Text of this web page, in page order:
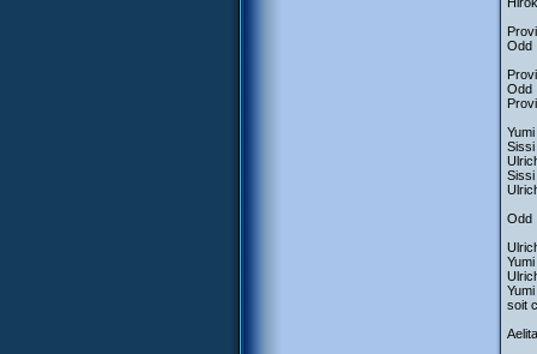
Odd
Odd
Sissi
Sissi
Odd
soit